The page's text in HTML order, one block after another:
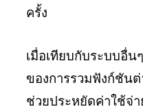
ครั้ง
เมื่อเทียบกับระบบอื่นๆ
ของการรวมฟังก์ชันต่
ช่วยประหยัดค่าใช้จ่า